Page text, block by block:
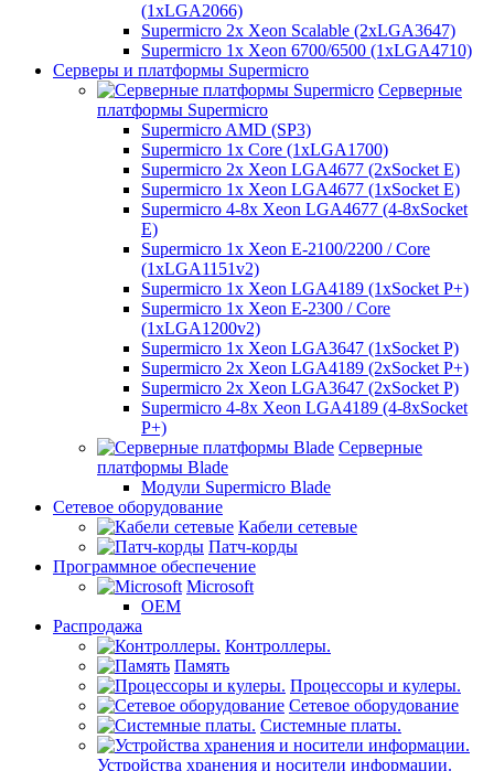
(1xLGA2066)
Supermicro 2x Xeon Scalable (2xLGA3647)
Supermicro 1x Xeon 6700/6500 (1xLGA4710)
Серверы и платформы Supermicro
Серверные
платформы Supermicro
Supermicro AMD (SP3)
Supermicro 1x Core (1xLGA1700)
Supermicro 2x Xeon LGA4677 (2xSocket E)
Supermicro 1x Xeon LGA4677 (1xSocket E)
Supermicro 4-8x Xeon LGA4677 (4-8xSocket
E)
Supermicro 1x Xeon E-2100/2200 / Core
(1xLGA1151v2)
Supermicro 1x Xeon LGA4189 (1xSocket P+)
Supermicro 1x Xeon E-2300 / Core
(1xLGA1200v2)
Supermicro 1x Xeon LGA3647 (1xSocket P)
Supermicro 2x Xeon LGA4189 (2xSocket P+)
Supermicro 2x Xeon LGA3647 (2xSocket P)
Supermicro 4-8x Xeon LGA4189 (4-8xSocket
P+)
Серверные
платформы Blade
Модули Supermicro Blade
Сетевое оборудование
Кабели сетевые
Патч-корды
Программное обеспечение
Microsoft
OEM
Распродажа
Контроллеры.
Память
Процессоры и кулеры.
Сетевое оборудование
Системные платы.
Устройства хранения и носители информации.